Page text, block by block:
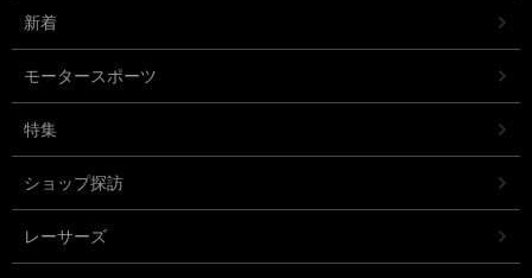
新着
モータースポーツ
特集
ショップ探訪
レーサーズ